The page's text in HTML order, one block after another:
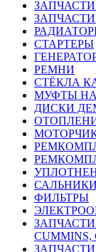
ЗАПЧАСТИ
СТАРТЕРЫ
РЕМНИ
СТЁКЛА
МУФТЫ
ДИСКИ
САЛЬНИКИ
ФИЛЬТРЫ
ЗАПЧАСТИ
CUMMINS,
ЗАПЧАСТИ